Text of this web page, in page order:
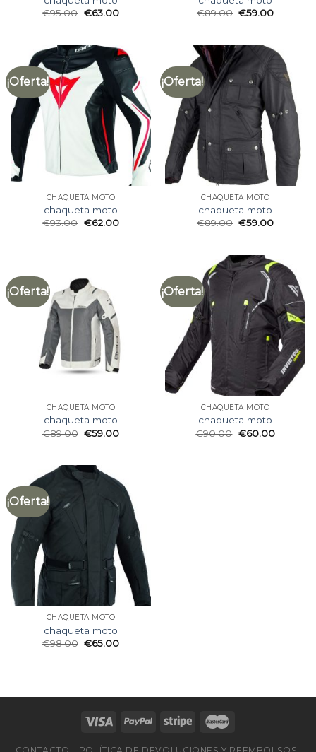
€95.00 €63.00
€89.00 €59.00
¡Oferta!
CHAQUETA MOTO
chaqueta moto
€93.00 €62.00
¡Oferta!
CHAQUETA MOTO
chaqueta moto
€89.00 €59.00
¡Oferta!
CHAQUETA MOTO
chaqueta moto
€89.00 €59.00
¡Oferta!
CHAQUETA MOTO
chaqueta moto
€90.00 €60.00
¡Oferta!
CHAQUETA MOTO
chaqueta moto
€98.00 €65.00